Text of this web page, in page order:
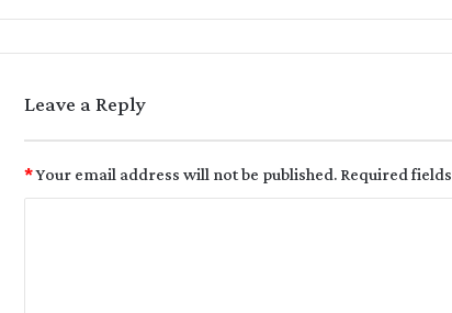
Leave a Reply
Your email address will not be published.Required
*